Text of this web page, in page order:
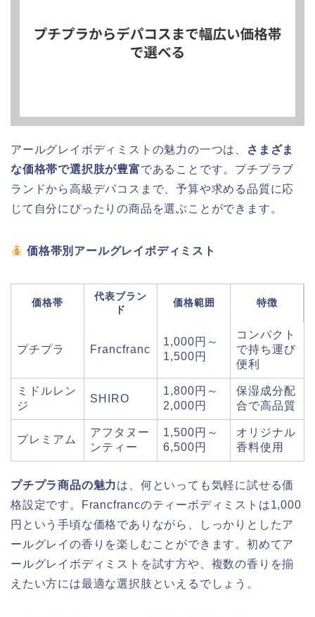
アールグレイボディミストの魅力の一つは、
さまざま
な価格帯で選択肢が豊富であることです。プチプラブ
ランドから高級デパコスまで、予算や求める品質に応
じて自分にぴったりの商品を選ぶことができます。
価格帯別アールグレイボディミスト
価格帯
代表ブラン
ド
価格範囲 特徴
プチプラ Francfranc
1,000円～
1,500円
コンパクト
で持ち運び
便利
ミドルレン
ジ
SHIRO
1,800円～
2,000円
保湿成分配
合で高品質
プレミアム
アフタヌー
ンティー
1,500円～
6,500円
オリジナル
香料使用
プチプラ商品の魅力は、何といっても気軽に試せる価
格設定です。Francfrancのティーボディミストは1,000
円という手頃な価格でありながら、しっかりとしたア
ールグレイの香りを楽しむことができます。初めてア
ールグレイボディミストを試す方や、複数の香りを揃
えたい方には最適な選択肢といえるでしょう。